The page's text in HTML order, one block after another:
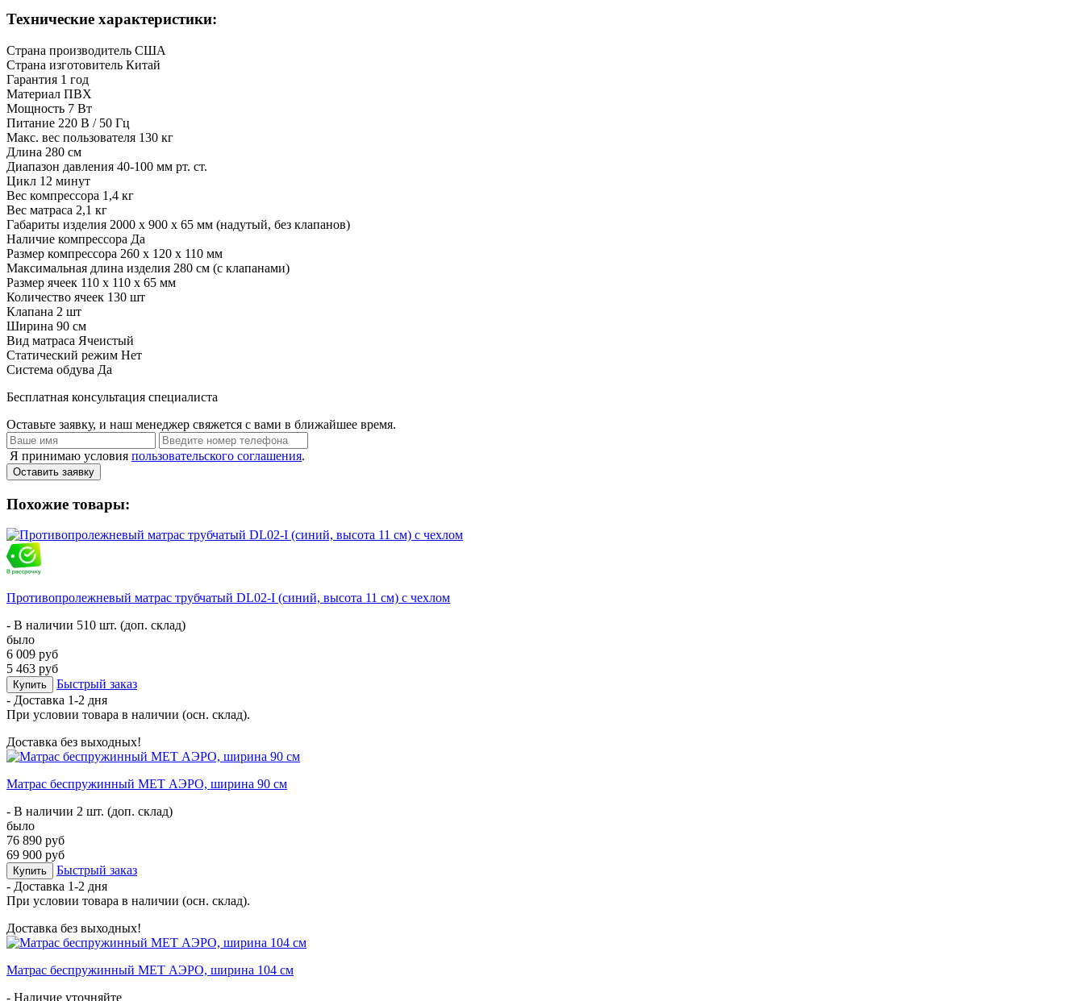
Технические характеристики:
Страна производитель США
Страна изготовитель Китай
Гарантия 1 год
Материал ПВХ
Мощность 7 Вт
Питание 220 В / 50 Гц
Макс. вес пользователя 130 кг
Длина 280 см
Диапазон давления 40-100 мм рт. ст.
Цикл 12 минут
Вес компрессора 1,4 кг
Вес матраса 2,1 кг
Габариты изделия 2000 х 900 х 65 мм (надутый, без клапанов)
Наличие компрессора Да
Размер компрессора 260 х 120 х 110 мм
Максимальная длина изделия 280 см (с клапанами)
Размер ячеек 110 х 110 х 65 мм
Количество ячеек 130 шт
Клапана 2 шт
Ширина 90 см
Вид матраса Ячеистый
Статический режим Нет
Система обдува Да
Бесплатная консультация специалиста
Оставьте заявку, и наш менеджер свяжется с вами в ближайшее время.
Я принимаю условия пользовательского соглашения.
Оставить заявку
Похожие товары:
Противопролежневый матрас трубчатый DL02-I (синий, высота 11 см) с чехлом
- В наличии 510 шт. (доп. склад)
было
6 009 руб
5 463 руб
Купить
Быстрый заказ
- Доставка 1-2 дня
При условии товара в наличии (осн. склад).
Доставка без выходных!
Матрас беспружинный МЕТ АЭРО, ширина 90 см
- В наличии 2 шт. (доп. склад)
было
76 890 руб
69 900 руб
Купить
Быстрый заказ
- Доставка 1-2 дня
При условии товара в наличии (осн. склад).
Доставка без выходных!
Матрас беспружинный МЕТ АЭРО, ширина 104 см
- Наличие уточняйте